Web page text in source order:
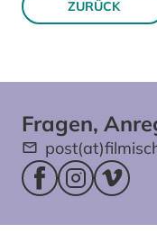
ZURÜCK
Fragen,
Facebookseite
Instagram